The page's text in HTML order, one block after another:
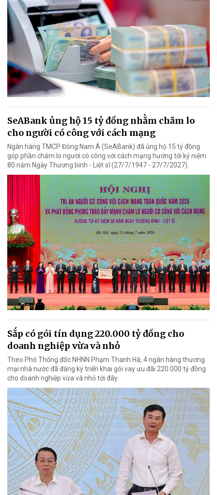
SeABank ủng hộ 15 tỷ đồng nhằm chăm lo
cho người có công với cách mạng
Ngân hàng TMCP Đông Nam Á (SeABank) đã ủng hộ 15 tỷ đồng
góp phần chăm lo người có công với cách mạng hướng tới kỷ niệm
80 năm Ngày Thương binh - Liệt sĩ (27/7/1947 - 27/7/2027).
Sắp có gói tín dụng 220.000 tỷ đồng cho
doanh nghiệp vừa và nhỏ
Theo Phó Thống đốc NHNN Phạm Thanh Hà, 4 ngân hàng thương
mại nhà nước đã đăng ký triển khai gói vay ưu đãi 220.000 tỷ đồng
cho doanh nghiệp vừa và nhỏ tới đây.